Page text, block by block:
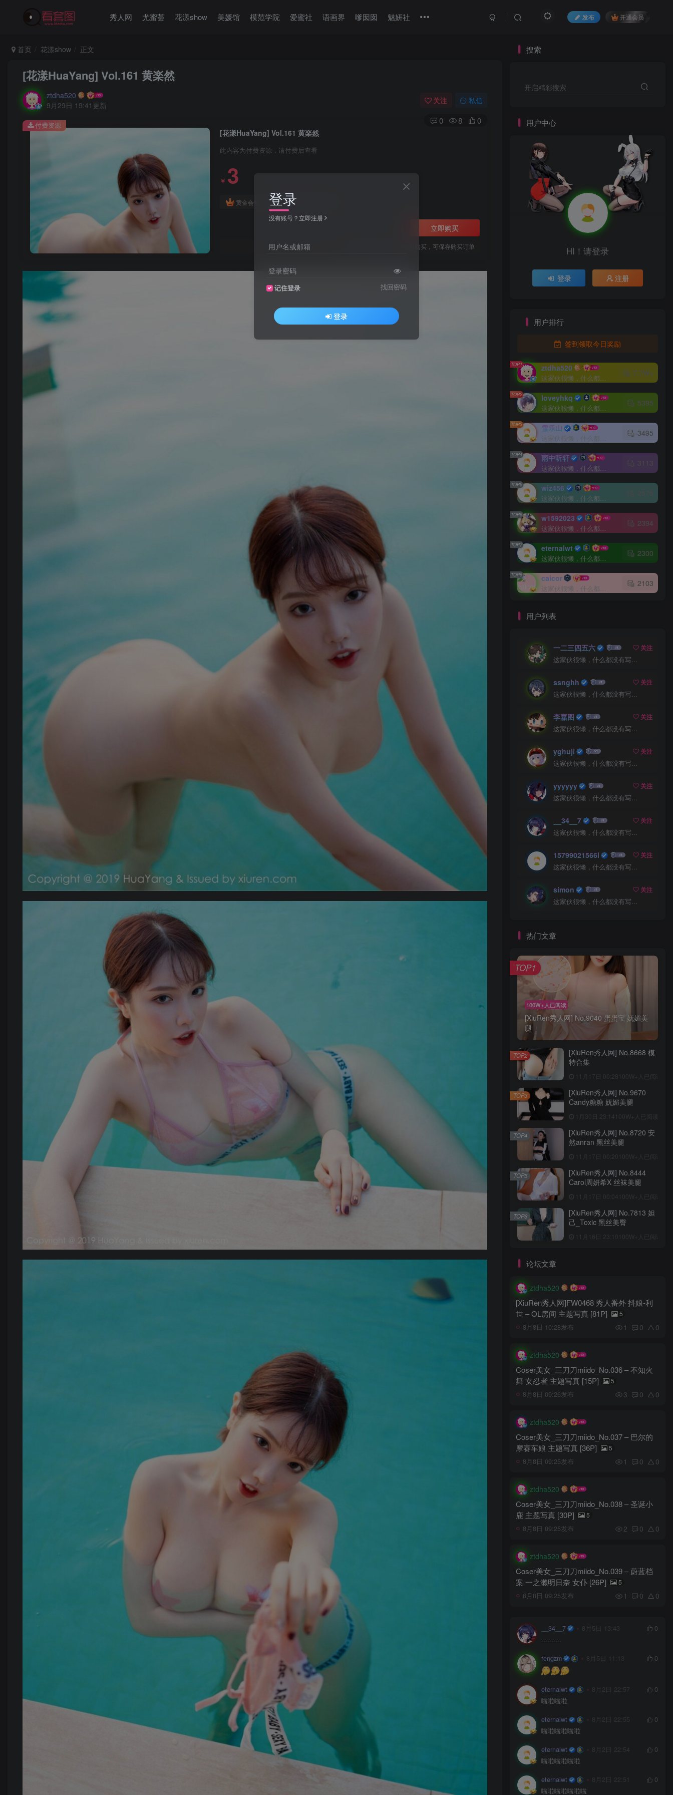
秀人网 尤蜜荟 花漾show 美媛馆 模范学院 爱蜜社 语画界 嗲囡囡 魅妍社 发布 开通会员
首页 花漾show 正文
[花漾HuaYang] Vol.161 黄楽然
ztdha520
9月29日 19:41更新
关注 私信
0 8 0
[花漾HuaYang] Vol.161 黄楽然
此内容为付费资源，请付费后查看
￥ 3
黄金会员 免费
立即购买
您当前未登录！建议登陆后购买，可保存购买订单
付费资源
搜索
开启精彩搜索
用户中心
HI！请登录
登录 注册
用户排行
签到领取今日奖励
TOP1 ztdha520
这家伙很懒，什么都没有写...
7.7W+
TOP2 loveyhkq
这家伙很懒，什么都没有写...
5395
TOP3 雪乐山
这家伙很懒，什么都没有写...
3495
TOP4 雨中听轩
这家伙很懒，什么都没有写...
TOP5 wiz456
这家伙很懒，什么都没有写...
TOP6 w1592023
这家伙很懒，什么都没有写...
2394
TOP7 eternalwt
这家伙很懒，什么都没有写...
2300
TOP8 caicor
这家伙很懒，什么都没有写...
2103
用户列表
一二三四五六
关注
这家伙很懒，什么都没有写...
ssnghh
关注
这家伙很懒，什么都没有写...
李嘉图
关注
这家伙很懒，什么都没有写...
yghuji
关注
这家伙很懒，什么都没有写...
yyyyyy
关注
这家伙很懒，什么都没有写...
__34__7
关注
这家伙很懒，什么都没有写...
15799021566l
关注
这家伙很懒，什么都没有写...
simon
关注
这家伙很懒，什么都没有写...
热门文章
100W+人已阅读
[XiuRen秀人网] No.9040 蛋蛋宝 妩媚美
腿
TOP1
[XiuRen秀人网] No.8668 模
特合集
11月17日 00:28 100W+人已阅读
TOP2
[XiuRen秀人网] No.9670
Candy糖糖 妩媚美腿
1月30日 23:14 100W+人已阅读
TOP3
[XiuRen秀人网] No.8720 安
然anran 黑丝美腿
11月17日 00:20 100W+人已阅读
TOP4
[XiuRen秀人网] No.8444
Carol周妍希X 丝袜美腿
11月17日 00:04 100W+人已阅读
TOP5
[XiuRen秀人网] No.7813 妲
己_Toxic 黑丝美臀
11月16日 23:10 100W+人已阅读
TOP6
论坛文章
ztdha520
[XiuRen秀人网]FW0468 秀人番外 抖娘-利
世 – OL房间 主题写真 [81P]
5
8月8日 10:28发布 1 0 0
ztdha520
Coser美女_三刀刀miido_No.036 – 不知火
舞 女忍者 主题写真 [15P]
5
8月8日 09:26发布 3 0 0
ztdha520
Coser美女_三刀刀miido_No.037 – 巴尔的
摩赛车娘 主题写真 [36P]
5
8月8日 09:25发布 1 0 0
ztdha520
Coser美女_三刀刀miido_No.038 – 圣诞小
鹿 主题写真 [30P]
5
8月8日 09:25发布 2 0 0
ztdha520
Coser美女_三刀刀miido_No.039 – 蔚蓝档
案 一之濑明日奈 女仆 [26P]
5
8月8日 09:25发布 1 0 0
__34__7 8月5日 13:43
0
..........
fengzm 8月5日 11:13 0
eternalwt 8月2日 22:57
0
啦啦啦啦
eternalwt 8月2日 22:55
0
啦啦啦啦啦啦
eternalwt 8月2日 22:54
0
啦啦啦啦啦啦
eternalwt 8月2日 22:51
0
啦啦啦啦啦啦啦
登录
没有账号？立即注册
用户名或邮箱
登录密码
记住登录 找回密码
登录